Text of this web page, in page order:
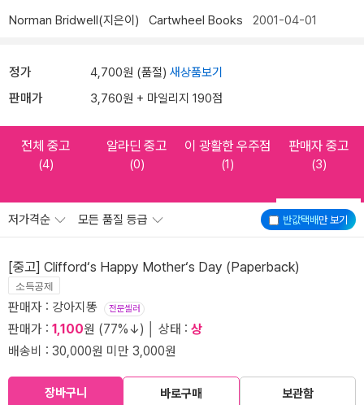
Norman Bridwell(지은이) Cartwheel Books 2001-04-01
정가 4,700원 (품절) 새상품보기
판매가 3,760원 + 마일리지 190점
전체 중고
(4)
알라딘 중고
(0)
이 광활한 우주점
(1)
판매자 중고
(3)
반값택배만 보기
저가격순 모든 품질 등급
[중고] Clifford‘s Happy Mother‘s Day (Paperback)
소득공제
판매자 : 강아지똥 전문셀러
판매가 : 1,100원 (77%↓) │ 상태 : 상
배송비 : 30,000원 미만 3,000원
장바구니 바로구매 보관함